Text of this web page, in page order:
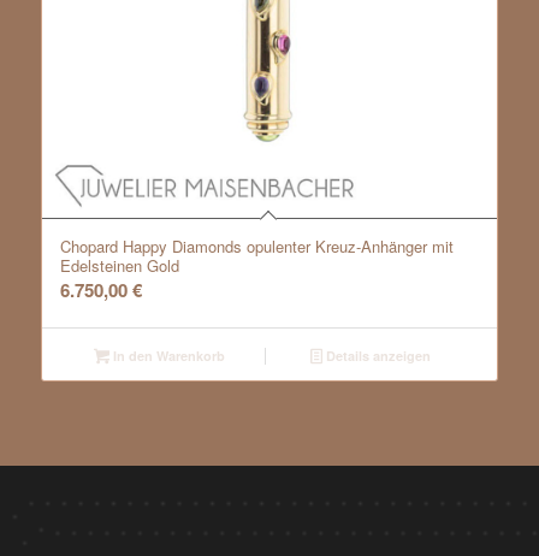
Chopard Happy Diamonds opulenter Kreuz-Anhänger mit
Edelsteinen Gold
6.750,00€
In den Warenkorb Details anzeigen